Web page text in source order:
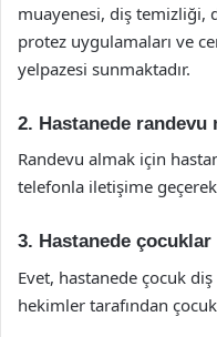
muayenesi, diş temizliği,
protez uygulamaları ve
yelpazesi sunmaktadır.
2. Hastanede randevu
Randevu almak için
telefonla iletişime
3. Hastanede
Evet, hastanede çocuk
hekimler tarafından